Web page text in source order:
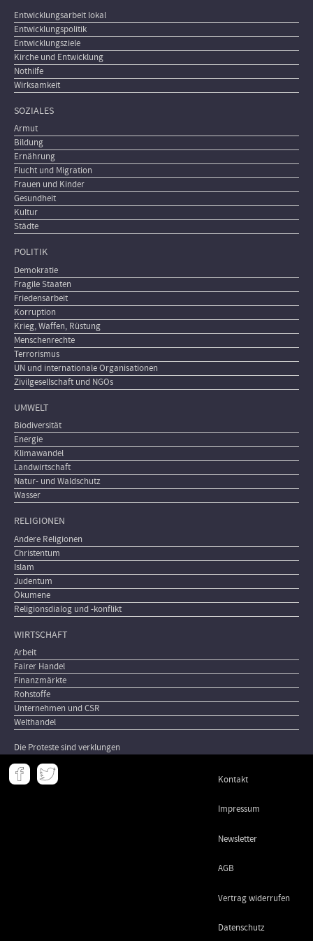
Entwicklungsarbeit lokal
Entwicklungspolitik
Entwicklungsziele
Kirche und Entwicklung
Nothilfe
Wirksamkeit
SOZIALES
Armut
Bildung
Ernährung
Flucht und Migration
Frauen und Kinder
Gesundheit
Kultur
Städte
POLITIK
Demokratie
Fragile Staaten
Friedensarbeit
Korruption
Krieg, Waffen, Rüstung
Menschenrechte
Terrorismus
UN und internationale Organisationen
Zivilgesellschaft und NGOs
UMWELT
Biodiversität
Energie
Klimawandel
Landwirtschaft
Natur- und Waldschutz
Wasser
RELIGIONEN
Andere Religionen
Christentum
Islam
Judentum
Ökumene
Religionsdialog und -konflikt
WIRTSCHAFT
Arbeit
Fairer Handel
Finanzmärkte
Rohstoffe
Unternehmen und CSR
Welthandel
Die Proteste sind verklungen
Meta
- Kontakt
Impressum
Newsletter
AGB
Vertrag widerrufen
Datenschutz